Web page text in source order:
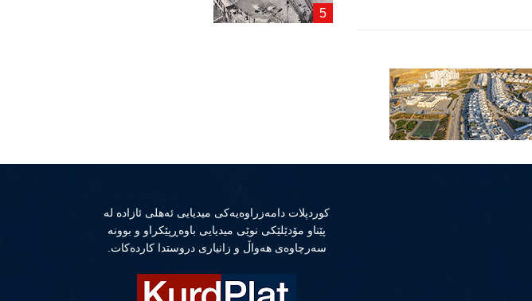
كوردپلات دامەزراوەیەكی میدیایی ئەهلی ئازادە لە
پێناو مۆدێلێكی نوێی میدیایی باوەڕپێكراو و بوونە
سەرچاوەی هەواڵ و زانیاری دروستدا كاردەكات.